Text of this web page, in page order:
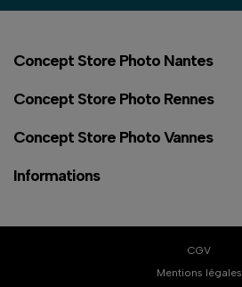
Concept Store Photo Nantes
Concept Store Photo Rennes
Concept Store Photo Vannes
Informations
CGV
Mentions légales